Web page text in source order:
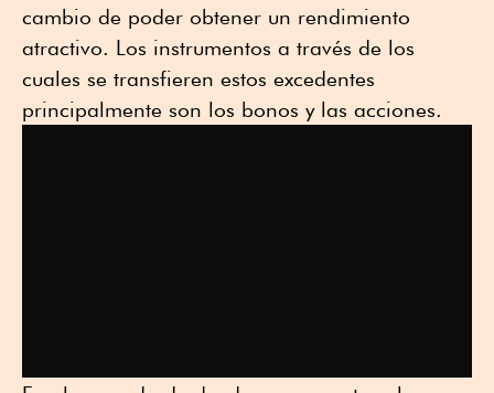
cambio de poder obtener un rendimiento
atractivo. Los instrumentos a través de los
cuales se transfieren estos excedentes
principalmente son los bonos y las acciones.